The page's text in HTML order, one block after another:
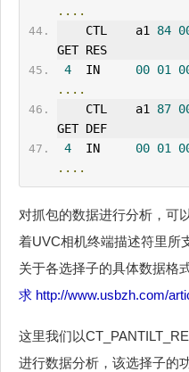
....
    CTL    a1
84
GET RES
4
  IN
00 01
....
    CTL    a1
87
GET DEF
4
  IN
00 01
....
对抓包的数据进行分析，可
着UVC相机终端描述符里所
关于各选择子的具体数据格
求 http://www.usbzh.com/
这里我们以
进行数据分析，该选择子的